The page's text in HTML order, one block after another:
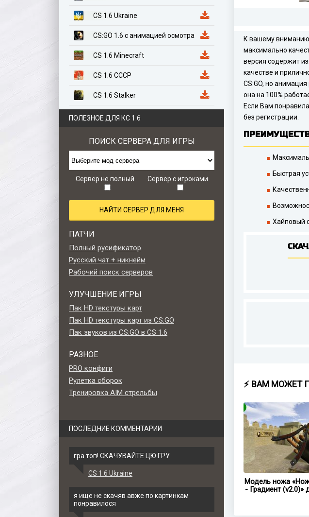
К вашему вниманию
максимально
версия содержит
качестве и
CS:GO, но
она на 100%
Если Вам
без регистрации.
Быстрая
Хайповый
⚡ ВАМ МОЖЕТ
нож-бабочка из CSGO для
CS 1.6
- Градиент» для CS 1.6
Модель ножа
- Градиент (v2.0)»
CS 1.6 Ukraine
CS:GO 1.6 с анимацией осмотра
CS 1.6 Minecraft
CS 1.6 СССР
CS 1.6 Stalker
CS 1.6 Казахстан
CS 1.6 Retro edition
ПОЛЕЗНОЕ ДЛЯ КС 1.6
ПОИСК СЕРВЕРА ДЛЯ ИГРЫ
Сервер не полный Сервер с игроками
НАЙТИ СЕРВЕР ДЛЯ МЕНЯ
ПАТЧИ
Полный русификатор
Русский чат + никнейм
Рабочий поиск серверов
УЛУЧШЕНИЕ ИГРЫ
Пак HD текстуры карт
Пак HD текстуры карт из CS:GO
Пак звуков из CS:GO в CS 1.6
РАЗНОЕ
PRO конфиги
Рулетка сборок
Тренировка AIM стрельбы
ПОСЛЕДНИЕ КОММЕНТАРИИ
гра топ! СКАЧУВАЙТЕ ЦЮ ГРУ
CS 1.6 Ukraine
я ище не скачяв авже по картинкам
понравилося